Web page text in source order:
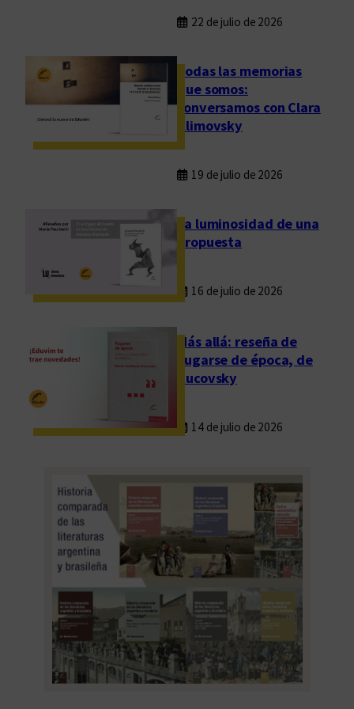
22 de julio de 2026
Todas las memorias
que somos:
conversamos con Clara
Klimovsky
19 de julio de 2026
La luminosidad de una
propuesta
16 de julio de 2026
Más allá: reseña de
Fugarse de época, de
Rucovsky
14 de julio de 2026